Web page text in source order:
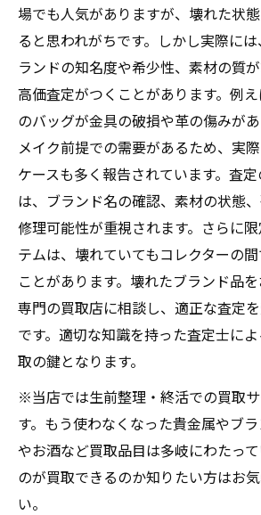
場でも人気がありますが、壊れた状
ると思われがちです。しかし実際に
ランドの知名度や希少性、素材の質が
高価査定がつくことがあります。例
のバッグが金具の破損や革の傷みが
メイク前提での需要があるため、実
ケースも多く報告されています。査
は、ブランド名の確認、素材の状態
修理可能性が重視されます。さらに
テムは、壊れていてもコレクターの
ことがあります。壊れたブランド品を
専門の買取店に相談し、適正な査定
です。適切な知識を持った査定士に
取の鍵となります。
※当店では生前整理・終活での買取
す。もう使わなくなった貴金属やブ
やお酒など買取品目は多岐にわたっ
のが買取できるのか知りたい方はお
い。